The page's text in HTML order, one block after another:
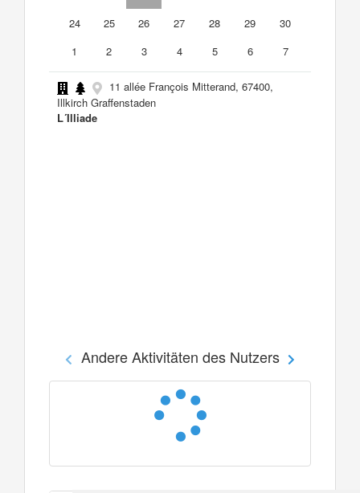
24
25 26 27 28 29
30
1
2 3 4 5 6 7
11 allée François Mitterand, 67400,
Illkirch Graffenstaden
L´Illiade
Andere Aktivitäten des Nutzers